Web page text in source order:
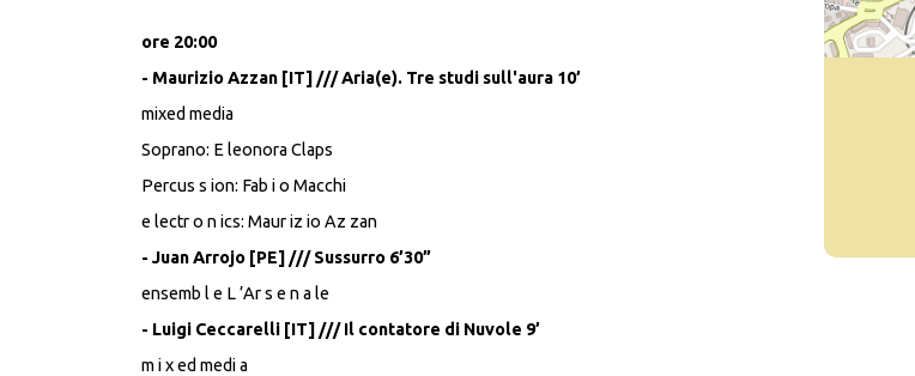
ore 20:00
- Maurizio Azzan [IT] /// Aria(e). Tre studi sull'aura 10’
mixed media
Soprano: E leonora Claps
Percus s ion: Fab i o Macchi
e lectr o n ics: Maur iz io Az zan
- Juan Arrojo [PE] /// Sussurro 6’30”
ensemb l e L ’Ar s e n a le
- Luigi Ceccarelli [IT] /// Il contatore di Nuvole 9’
m i x ed medi a